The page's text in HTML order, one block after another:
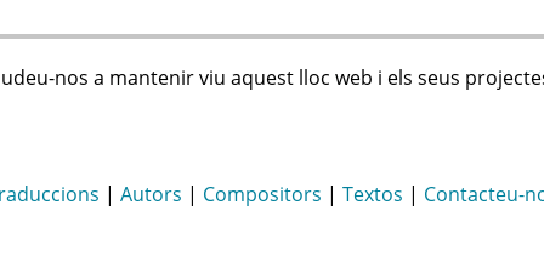
nos a mantenir viu aquest lloc web i els seus
| Autors | Compositors | Textos | Contacteu-